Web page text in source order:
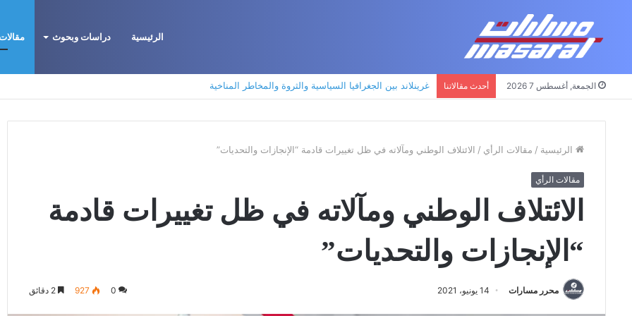
الرئيسية دراسات وبحوث
الجمعة, أغسطس 7 2026 أحدث مقالاتنا جذور حزب العمال الكردستاني: التكوين الأيديولوجي، البنية الاجتماعية، ومسارات النفوذ
الرئيسية / مقالات الرأي / الائتلاف الوطني ومآلاته في ظل تغييرات قادمة “الإنجازات والتحديات”
مقالات الرأي
الائتلاف الوطني ومآلاته في ظل تغييرات قادمة
“الإنجازات والتحديات”
محرر مسارات 14 يونيو، 2021 0
927 2 دقائق